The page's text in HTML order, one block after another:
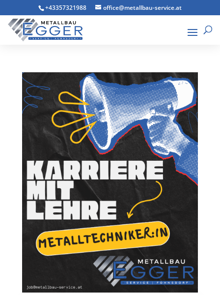
+43357321988 office@metallbau-service.at